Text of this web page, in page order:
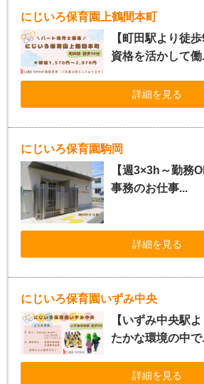
にじいろ保育園上鶴間本町
【町田駅より徒
資格を活かして働
詳細を見る
にじいろ保育園駒岡
【週3×3h～勤務
事務のお仕事...
詳細を見る
にじいろ保育園いずみ中央
【いずみ中央駅
たかな環境の中で
詳細を見る